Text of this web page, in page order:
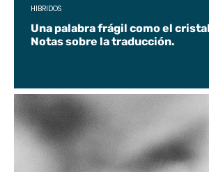
Una palabra frágil como el cristal.
Notas sobre la traducción.
HÍBRIDOS